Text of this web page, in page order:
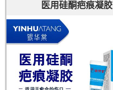
医用硅酮疤痕凝胶